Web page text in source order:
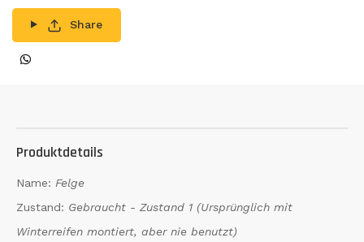
Share
Produktdetails
Name: Felge
Zustand: Gebraucht - Zustand 1 (Ursprünglich mit
Winterreifen montiert, aber nie benutzt)